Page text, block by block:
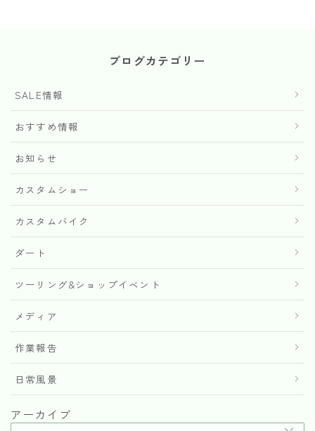
ブログカテゴリー
SALE情報
おすすめ情報
お知らせ
カスタムショー
カスタムバイク
ダート
ツーリング&ショップイベント
メディア
作業報告
日常風景
アーカイブ